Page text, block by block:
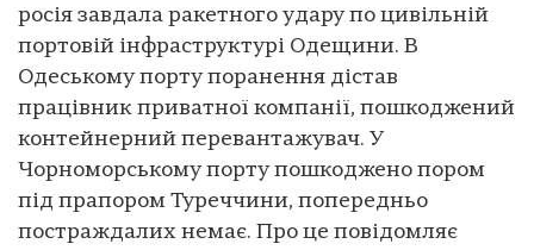
росія завдала ракетного удару по цивільній
портовій інфраструктурі Одещини. В
Одеському порту поранення дістав
працівник приватної компанії, пошкоджений
контейнерний перевантажувач. У
Чорноморському порту пошкоджено пором
під прапором Туреччини, попередньо
постраждалих немає. Про це повідомляє